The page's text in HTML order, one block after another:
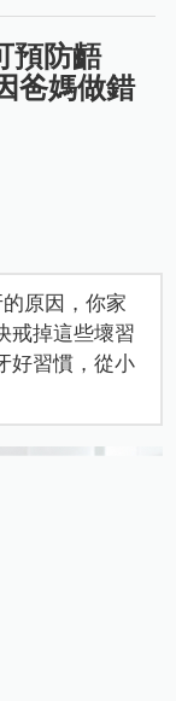
預防齬
爸媽做錯
原因，你家
戒掉這些壞習
好習慣，從小